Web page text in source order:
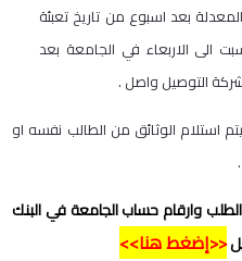
بعد اسبوع من تاريخ تعبئة
الى الاربعاء في الجامعة بعد
التوصيل واصل .
يتم استلام الوثائق من الطالب نفسه او
وارقام حساب الجامعة في البنك
<<إضغطهنا>>